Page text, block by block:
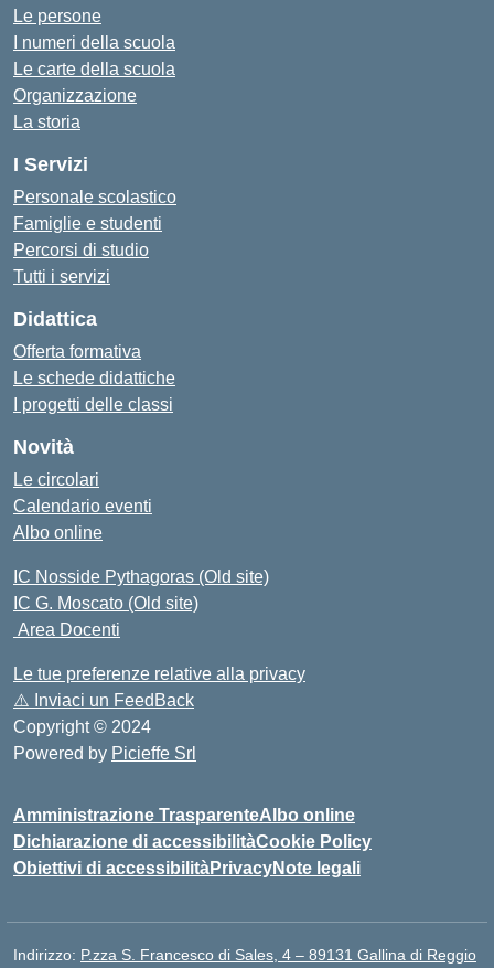
Le persone
I numeri della scuola
Le carte della scuola
Organizzazione
La storia
I Servizi
Personale scolastico
Famiglie e studenti
Percorsi di studio
Tutti i servizi
Didattica
Offerta formativa
Le schede didattiche
I progetti delle classi
Novità
Le circolari
Calendario eventi
Albo online
IC Nosside Pythagoras (Old site)
IC G. Moscato (Old site)
Area Docenti
Le tue preferenze relative alla privacy
⚠️ Inviaci un FeedBack
Copyright © 2024
Powered by Picieffe Srl
Amministrazione TrasparenteAlbo online
Dichiarazione di accessibilitàCookie Policy
Obiettivi di accessibilitàPrivacyNote legali
Indirizzo: P.zza S. Francesco di Sales, 4 – 89131 Gallina di Reggio